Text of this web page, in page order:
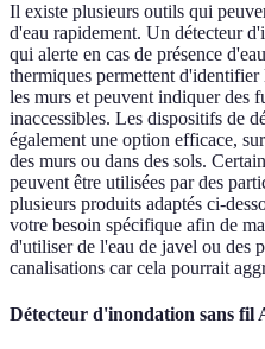
Il existe plusieurs outils qui
d'eau rapidement. Un détecteur
qui alerte en cas de présence
thermiques permettent
les murs et peuvent indiquer des
inaccessibles. Les dispositifs de
également une option efficace,
des murs ou dans des sols.
peuvent être utilisées par des
plusieurs produits adaptés ci-
votre besoin spécifique afin de
d'utiliser de l'eau de javel ou des
canalisations car cela pourrait
Détecteur d'inondation sans